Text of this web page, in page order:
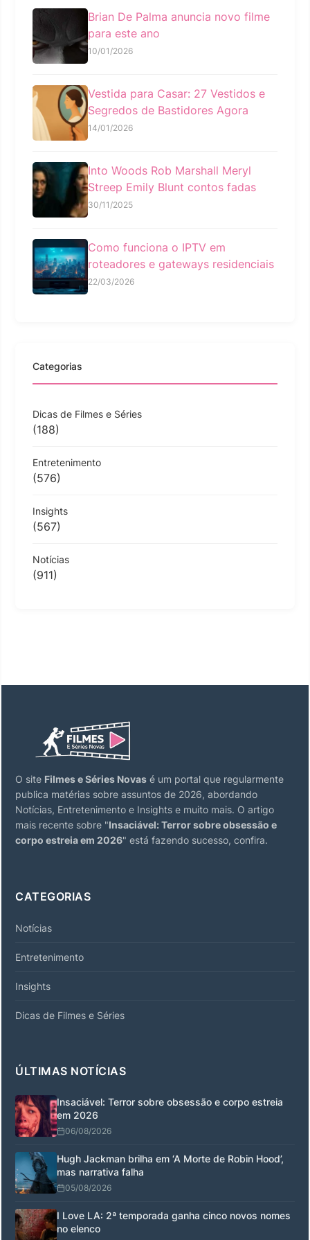
Brian De Palma anuncia novo filme
para este ano
10/01/2026
Vestida para Casar: 27 Vestidos e
Segredos de Bastidores Agora
14/01/2026
Into Woods Rob Marshall Meryl
Streep Emily Blunt contos fadas
30/11/2025
Como funciona o IPTV em
roteadores e gateways residenciais
22/03/2026
Categorias
Dicas de Filmes e Séries
(188)
Entretenimento
(576)
Insights
(567)
Notícias
(911)
O site Filmes e Séries Novas é um portal que regularmente
publica matérias sobre assuntos de 2026, abordando
Notícias, Entretenimento e Insights e muito mais. O artigo
mais recente sobre "Insaciável: Terror sobre obsessão e
corpo estreia em 2026" está fazendo sucesso, confira.
CATEGORIAS
Notícias
Entretenimento
Insights
Dicas de Filmes e Séries
ÚLTIMAS NOTÍCIAS
Insaciável: Terror sobre obsessão e corpo estreia
em 2026
06/08/2026
Hugh Jackman brilha em ‘A Morte de Robin Hood’,
mas narrativa falha
05/08/2026
I Love LA: 2ª temporada ganha cinco novos nomes
no elenco